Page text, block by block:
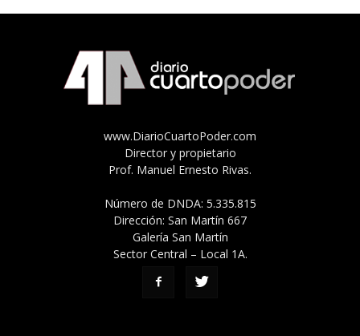
www.DiarioCuartoPoder.com
Director y propietario
Prof. Manuel Ernesto Rivas.
Número de DNDA: 5.335.815
Dirección: San Martín 667
Galería San Martín
Sector Central – Local 1A.